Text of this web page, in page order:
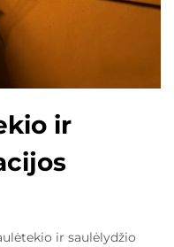
ir
ir saulėlydžio